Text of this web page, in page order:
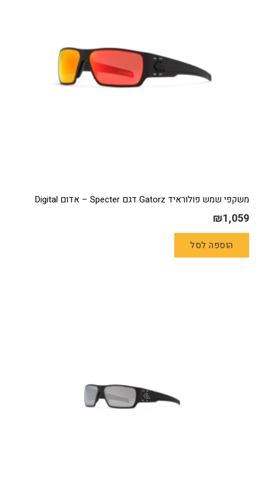
משקפי שמש פולוראיד Gatorz דגם Specter – אדום Digital
₪1,059
הוספה לסל